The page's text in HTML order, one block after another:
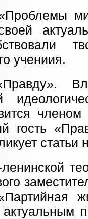
учениия.
членом
гость